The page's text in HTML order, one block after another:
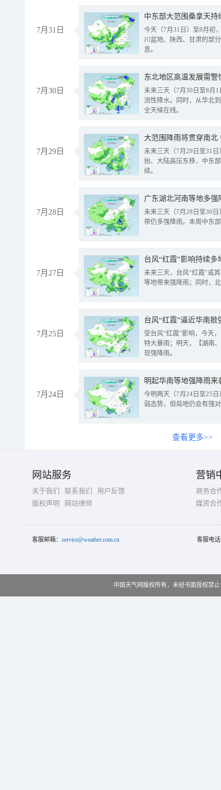
7月31日
中东部大范围桑拿天
今天（7月31日）至8月初
川盆地、陕西、甘肃的部
息。
7月30日
东北地区高温发展需
未来三天（7月30日至8月
流性降水。同时，从华北
全天候在线。
7月29日
大范围降雨将贯穿南
未来三天（7月29日至31
抬、大陆高压东移，中东
续。
7月28日
广东湖北河南等地多
未来三天（7月28日至30
带仍多强降雨。本周中东
7月27日
台风“红霞”影响持续
未来三天，台风“红霞”或
等地带来强降雨；同时，
7月25日
台风“红霞”逼近华南
受台风“红霞”影响，今天
特大暴雨；明天，【湖南
现强降雨。
7月24日
明起华南等地强降雨
今明两天（7月24日至25
弱态势，但局地仍会有强
查看更多>>
网站服务
关于我们 联系我们
用户反馈
版权声明
网站律师
营销
商务合
媒资合
客服邮箱： service@weather.com.cn 客服电
中国天气网版权所有，未经书面授权